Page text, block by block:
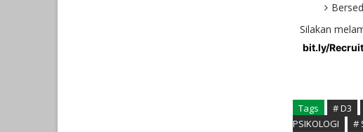
Silakan
bit.ly/
Tags # D3
PSIKOLOGI
#